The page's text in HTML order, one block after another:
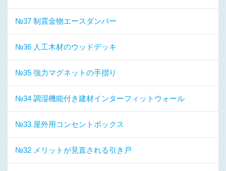
№37 制震金物エースダンパー
№36 人工木材のウッドデッキ
№35 強力マグネットの手摺り
№34 調湿機能付き建材インターフィットウォール
№33 屋外用コンセントボックス
№32 メリットが見直される引き戸